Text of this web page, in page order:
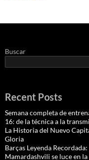
Buscar
Recent Posts
Semana completa de
16: de la técnica a la
La Historia del Nuevo
Gloria
Barças Leyenda
Mamardashvili se luce en